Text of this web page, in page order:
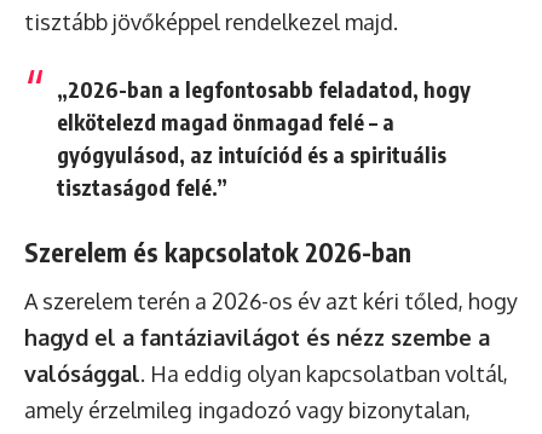
tisztább jövőképpel rendelkezel majd.
„2026-ban a legfontosabb feladatod, hogy
elkötelezd magad önmagad felé – a
gyógyulásod, az intuíciód és a spirituális
tisztaságod felé.”
Szerelem és kapcsolatok 2026-ban
A szerelem terén a 2026-os év azt kéri tőled, hogy
hagyd el a fantáziavilágot és nézz szembe a
valósággal. Ha eddig olyan kapcsolatban voltál,
amely érzelmileg ingadozó vagy bizonytalan,